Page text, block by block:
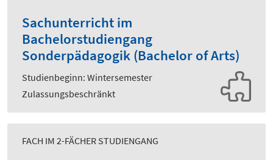
Sachunterricht im
Bachelorstudiengang
Sonderpädagogik (Bachelor of Arts)
Studienbeginn: Wintersemester
Zulassungsbeschränkt
FACH IM 2-FÄCHER STUDIENGANG